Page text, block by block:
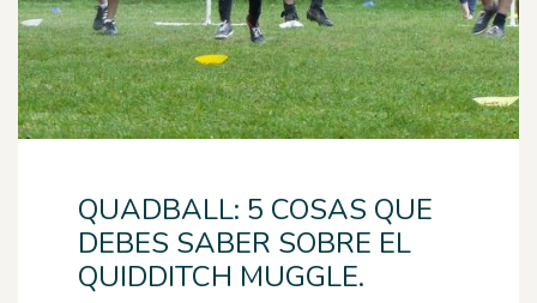
QUADBALL: 5 COSAS QUE
DEBES SABER SOBRE EL
QUIDDITCH MUGGLE.